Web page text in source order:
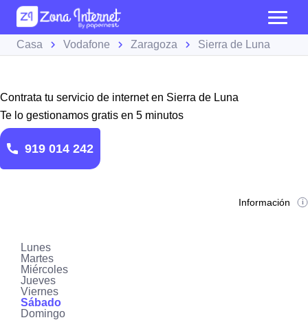
Casa Vodafone Zaragoza Sierra de Luna
Contrata tu servicio de internet en Sierra de Luna
Te lo gestionamos gratis en 5 minutos
919 014 242
Información
Lunes
Martes
Miércoles
Jueves
Viernes
Sábado
Domingo